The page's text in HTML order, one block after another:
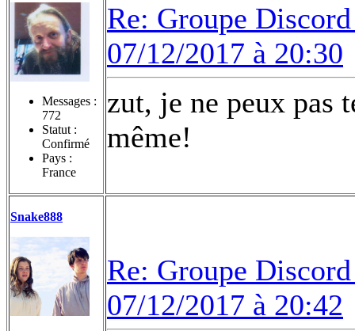
Messages :
772
Statut :
Confirmé
Pays :
France
Re: Groupe
07/12/2017 à 20:30
zut, je ne peux pas
même!
Snake888
Re: Groupe
07/12/2017 à 20:42